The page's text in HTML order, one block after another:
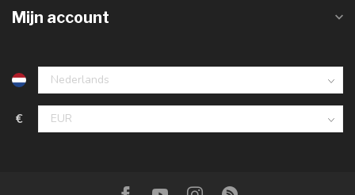
Mijn account
€